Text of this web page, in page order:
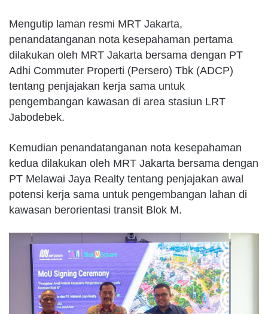
Mengutip laman resmi MRT Jakarta,
penandatanganan nota kesepahaman pertama
dilakukan oleh MRT Jakarta bersama dengan PT
Adhi Commuter Properti (Persero) Tbk (ADCP)
tentang penjajakan kerja sama untuk
pengembangan kawasan di area stasiun LRT
Jabodebek.
Kemudian penandatanganan nota kesepahaman
kedua dilakukan oleh MRT Jakarta bersama dengan
PT Melawai Jaya Realty tentang penjajakan awal
potensi kerja sama untuk pengembangan lahan di
kawasan berorientasi transit Blok M.